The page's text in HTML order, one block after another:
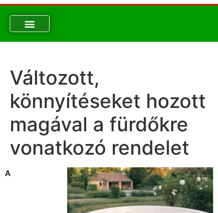
Változott,
könnyítéseket hozott
magával a fürdőkre
vonatkozó rendelet
A